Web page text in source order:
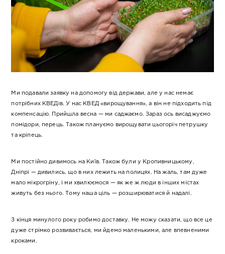
Ми подавали заявку на допомогу від держави, але у нас немає
потрібних КВЕДів. У нас КВЕД «вирощування», а він не підходить під
компенсацію. Прийшла весна — ми саджаємо. Зараз ось висаджуємо
помідори, перець. Також плануємо вирощувати цьогоріч петрушку
та кріпець.
Ми постійно дивимось на Київ. Також були у Кропивницькому,
Дніпрі — дивились, що в них лежить на полицях. На жаль, там дуже
мало мікрогріну, і ми хвилюємося — як же ж люди в інших містах
живуть без нього. Тому наша ціль — розширюватися й надалі.
З кінця минулого року робимо доставку. Не можу сказати, що все це
дуже стрімко розвивається, ми йдемо маленькими, але впевненими
кроками.